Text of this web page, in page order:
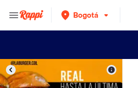
Bogotá